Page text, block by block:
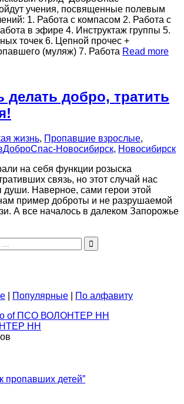
учения, посвященные полевым
1. Работа с компасом 2. Работа с
в эфире 4. Инструктаж группы 5.
точек 6. Цепной прочес +
(муляж) 7. Работа Read more
делать добро, тратить
жизнь, Пропавшие взрослые,
ДоброСпас-Новосибирск, Новосибирск
на себя функции розыска
связь, но этот случай нас
души. Наверное, сами герои этой
пример доброты и не разрушаемой
А все началось в далеком Запорожье
Популярные По алфавиту
НН
пропавших детей”